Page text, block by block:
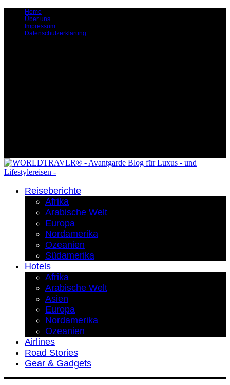
Home
Über uns
Impressum
Datenschutzerklärung
Reiseberichte
Afrika
Arabische Welt
Europa
Nordamerika
Ozeanien
Südamerika
Hotels
Afrika
Arabische Welt
Asien
Europa
Nordamerika
Ozeanien
Airlines
Road Stories
Gear & Gadgets